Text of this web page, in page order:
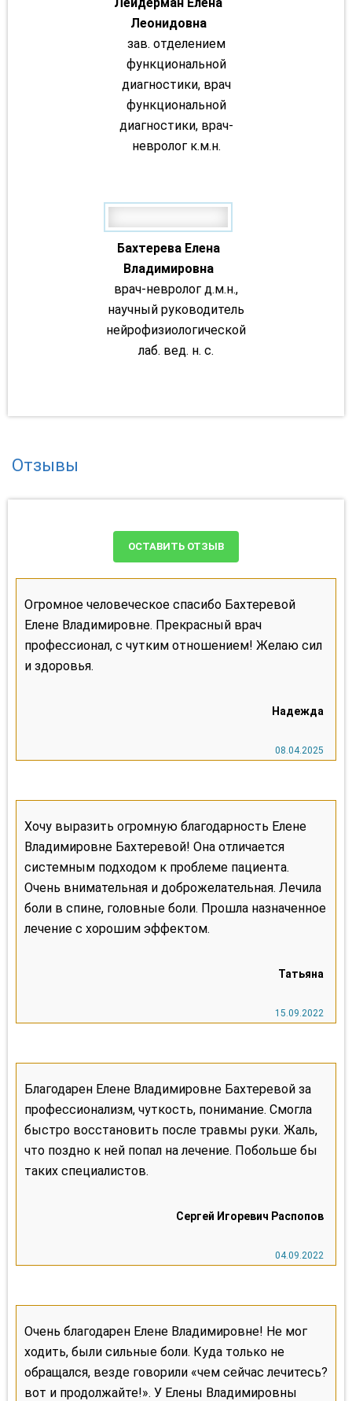
Леонидовна
зав. отделением
функциональной
диагностики, врач
функциональной
диагностики, врач-
невролог к.м.н.
Бахтерева Елена
Владимировна
врач-невролог д.м.н.,
научный руководитель
нейрофизиологической
лаб. вед. н. с.
Отзывы
ОСТАВИТЬ ОТЗЫВ
Огромное человеческое спасибо Бахтеревой
Елене Владимировне. Прекрасный врач
профессионал, с чутким отношением! Желаю сил
и здоровья.
Хочу выразить огромную благодарность Елене
Владимировне Бахтеревой! Она отличается
системным подходом к проблеме пациента.
Очень внимательная и доброжелательная. Лечила
боли в спине, головные боли. Прошла назначенное
лечение с хорошим эффектом.
Благодарен Елене Владимировне Бахтеревой за
профессионализм, чуткость, понимание. Смогла
быстро восстановить после травмы руки. Жаль,
что поздно к ней попал на лечение. Побольше бы
таких специалистов.
Очень благодарен Елене Владимировне! Не мог
ходить, были сильные боли. Куда только не
обращался, везде говорили «чем сейчас лечитесь?
вот и продолжайте!». У Елены Владимировны